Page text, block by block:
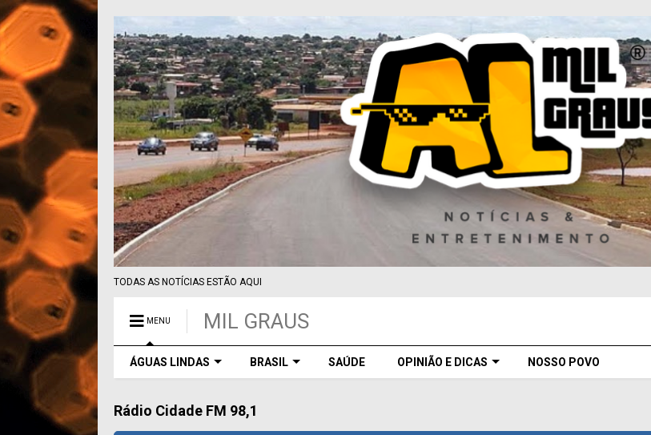
TODAS AS NOTÍCIAS ESTÃO AQUI
MENU MIL GRAUS
ÁGUAS LINDAS BRASIL SAÚDE OPINIÃO E DICAS NOSSO POVO
Rádio Cidade FM 98,1